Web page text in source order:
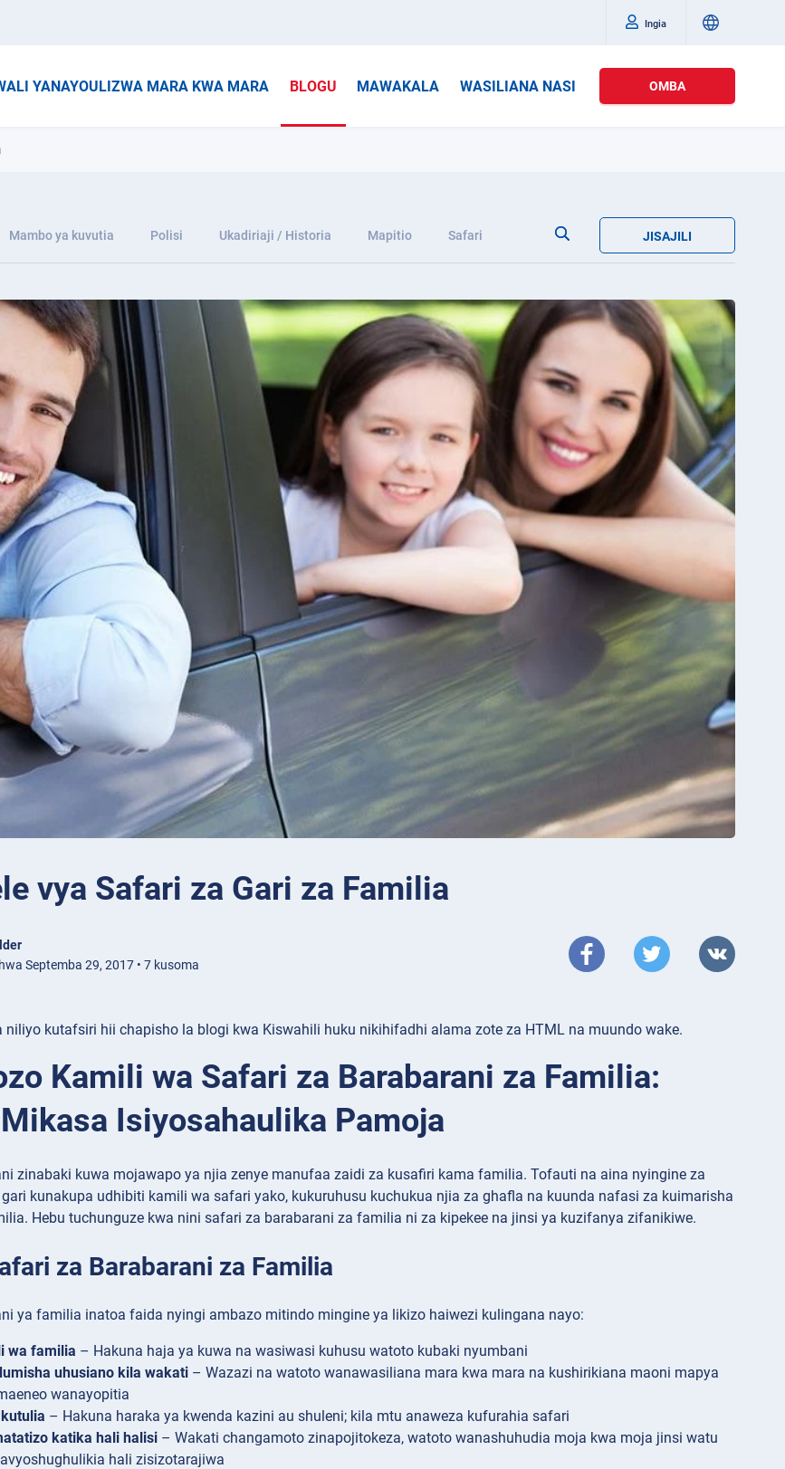
Ingia
YANAYOULIZWA MARA KWA MARA BLOGU MAWAKALA WASILIANA NASI OMBA
Mambo ya kuvutia Polisi Ukadiriaji / Historia Mapitio Safari JISAJILI
vya Safari za Gari za Familia
Septemba 29, 2017 • 7 kusoma
niliyo kutafsiri hii chapisho la blogi kwa Kiswahili huku nikihifadhi alama zote za HTML na muundo wake.
Kamili wa Safari za Barabarani za Familia:
Isiyosahaulika Pamoja
zinabaki kuwa mojawapo ya njia zenye manufaa zaidi za kusafiri kama familia. Tofauti na aina nyingine za
kunakupa udhibiti kamili wa safari yako, kukuruhusu kuchukua njia za ghafla na kuunda nafasi za kuimarisha
Hebu tuchunguze kwa nini safari za barabarani za familia ni za kipekee na jinsi ya kuzifanya zifanikiwe.
za Barabarani za Familia
ya familia inatoa faida nyingi ambazo mitindo mingine ya likizo haiwezi kulingana nayo:
wa familia – Hakuna haja ya kuwa na wasiwasi kuhusu watoto kubaki nyumbani
uhusiano kila wakati – Wazazi na watoto wanawasiliana mara kwa mara na kushirikiana maoni mapya
wanayopitia
– Hakuna haraka ya kwenda kazini au shuleni; kila mtu anaweza kufurahia safari
katika hali halisi – Wakati changamoto zinapojitokeza, watoto wanashuhudia moja kwa moja jinsi watu
hali zisizotarajiwa